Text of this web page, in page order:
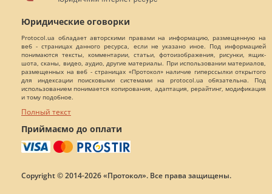
Юридические оговорки
Protocol.ua обладает авторскими правами на информацию, размещенную на
веб - страницах данного ресурса, если не указано иное. Под информацией
понимаются тексты, комментарии, статьи, фотоизображения, рисунки, ящик-
шота, сканы, видео, аудио, другие материалы. При использовании материалов,
размещенных на веб - страницах «Протокол» наличие гиперссылки открытого
для индексации поисковыми системами на protocol.ua обязательна. Под
использованием понимается копирования, адаптация, рерайтинг, модификация
и тому подобное.
Полный текст
Приймаємо до оплати
Copyright © 2014-2026 «Протокол». Все права защищены.